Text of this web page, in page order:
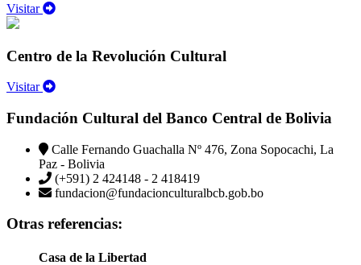
Visitar
Centro de la Revolución Cultural
Visitar
Fundación Cultural del Banco Central de Bolivia
Calle Fernando Guachalla Nº 476, Zona Sopocachi, La
Paz - Bolivia
(+591) 2 424148 - 2 418419
fundacion@fundacionculturalbcb.gob.bo
Otras referencias:
Casa de la Libertad